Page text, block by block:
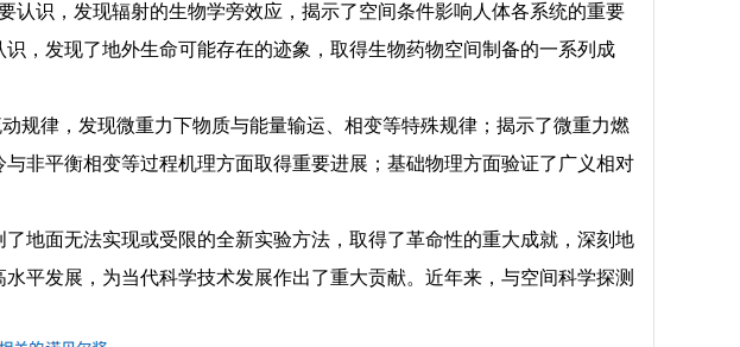
认识，发现辐射的生物学旁效应，揭示了空间条件影响人体各系统的重要
，发现了地外生命可能存在的迹象，取得生物药物空间制备的一系列成
规律，发现微重力下物质与能量输运、相变等特殊规律；揭示了微重力燃
非平衡相变等过程机理方面取得重要进展；基础物理方面验证了广义相对
地面无法实现或受限的全新实验方法，取得了革命性的重大成就，深刻地
平发展，为当代科学技术发展作出了重大贡献。近年来，与空间科学探测